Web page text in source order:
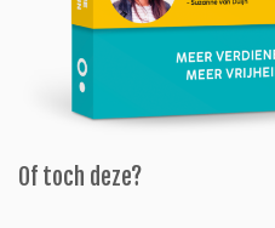
Of toch deze?